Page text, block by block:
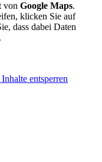
von Google Maps.
klicken Sie auf
dass dabei Daten
entsperren